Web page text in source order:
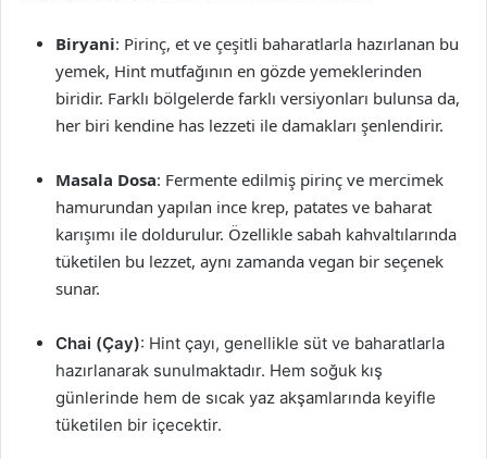
Biryani: Pirinç, et ve çeşitli baharatlarla hazırlanan bu
yemek, Hint mutfağının en gözde yemeklerinden
biridir. Farklı bölgelerde farklı versiyonları bulunsa da,
her biri kendine has lezzeti ile damakları şenlendirir.
Masala Dosa: Fermente edilmiş pirinç ve mercimek
hamurundan yapılan ince krep, patates ve baharat
karışımı ile doldurulur. Özellikle sabah kahvaltılarında
tüketilen bu lezzet, aynı zamanda vegan bir seçenek
sunar.
Chai (Çay): Hint çayı, genellikle süt ve baharatlarla
hazırlanarak sunulmaktadır. Hem soğuk kış
günlerinde hem de sıcak yaz akşamlarında keyifle
tüketilen bir içecektir.